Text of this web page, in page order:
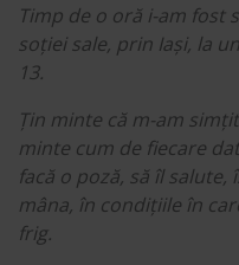
Timp de o oră i-am fost
soției sale, prin Iași, la
13.
Țin minte că m-am
minte cum de fiecare
facă o poză, să îl
mâna, în condițiile în
frig.